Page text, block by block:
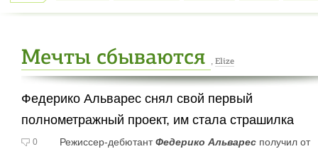
гостья,алексей воробьев,гагарин,великий мастер,Ер-Тостик и
Мечты сбываются , Elize
Федерико Альварес снял свой первый
полнометражный проект, им стала страшилка
0
Режиссер-дебютантФедерико Альварес получил от